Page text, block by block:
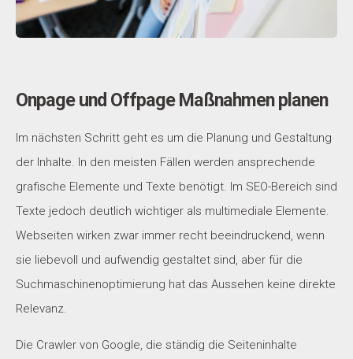
Onpage und Offpage Maßnahmen planen
Im nächsten Schritt geht es um die Planung und Gestaltung
der Inhalte. In den meisten Fällen werden ansprechende
grafische Elemente und Texte benötigt. Im SEO-Bereich sind
Texte jedoch deutlich wichtiger als multimediale Elemente.
Webseiten wirken zwar immer recht beeindruckend, wenn
sie liebevoll und aufwendig gestaltet sind, aber für die
Suchmaschinenoptimierung hat das Aussehen keine direkte
Relevanz.
Die Crawler von Google, die ständig die Seiteninhalte